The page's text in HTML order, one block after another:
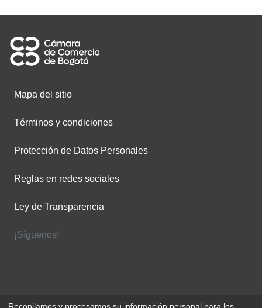
Mapa del sitio
Términos y condiciones
Protección de Datos Personales
Reglas en redes sociales
Ley de Transparencia
¡Síguenos!